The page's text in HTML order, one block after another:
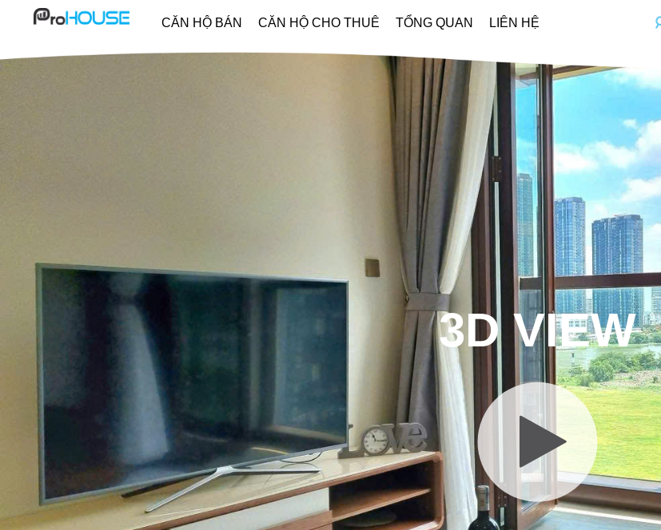
CĂN HỘ BÁN CĂN HỘ CHO THUÊ TỔNG QUAN LIÊN HỆ
3D VIEW